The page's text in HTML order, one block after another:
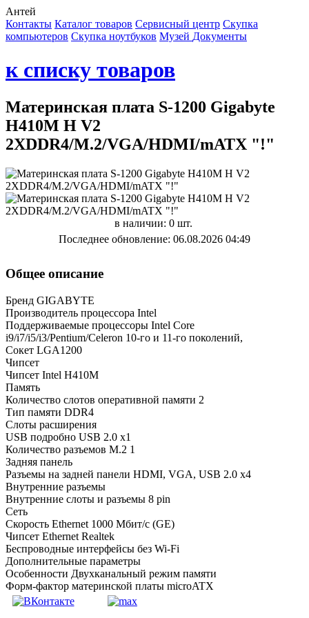
Антей
Контакты Каталог товаров Сервисный центр Cкупка
компьютеров Cкупка ноутбуков Музей Документы
к списку товаров
Материнская плата S-1200 Gigabyte
H410M H V2
2XDDR4/M.2/VGA/HDMI/mATX "!"
в наличии: 0 шт.
Последнее обновление: 06.08.2026 04:49
Общее описание
Бренд GIGABYTE
Производитель процессора Intel
Поддерживаемые процессоры Intel Core
i9/i7/i5/i3/Pentium/Celeron 10-го и 11-го поколений,
Сокет LGA1200
Чипсет
Чипсет Intel H410M
Память
Количество слотов оперативной памяти 2
Тип памяти DDR4
Слоты расширения
USB подробно USB 2.0 x1
Количество разъемов M.2 1
Задняя панель
Разъемы на задней панели HDMI, VGA, USB 2.0 x4
Внутренние разъемы
Внутренние слоты и разъемы 8 pin
Сеть
Скорость Ethernet 1000 Мбит/с (GE)
Чипсет Ethernet Realtek
Беспроводные интерфейсы без Wi-Fi
Дополнительные параметры
Особенности Двухканальный режим памяти
Форм-фактор материнской платы microATX